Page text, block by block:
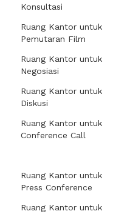
Konsultasi
Ruang Kantor untuk
Pemutaran Film
Ruang Kantor untuk
Negosiasi
Ruang Kantor untuk
Diskusi
Ruang Kantor untuk
Conference Call
Ruang Kantor untuk
Press Conference
Ruang Kantor untuk